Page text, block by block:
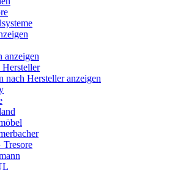
anzeigen
Hersteller
nach Hersteller anzeigen